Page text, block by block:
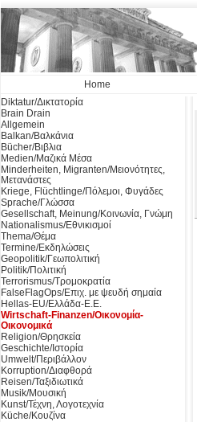
Home
Diktatur/Δικτατορία
Brain Drain
Allgemein
Balkan/Βαλκάνια
Bücher/Βιβλια
Medien/Μαζικά Μέσα
Minderheiten, Migranten/Μειονότητες,
Μετανάστες
Kriege, Flüchtlinge/Πόλεμοι, Φυγάδες
Sprache/Γλώσσα
Gesellschaft, Meinung/Κοινωνία, Γνώμη
Nationalismus/Εθνικισμοί
Thema/Θέμα
Termine/Εκδηλώσεις
Geopolitik/Γεωπολιτική
Politik/Πολιτική
Terrorismus/Τρομοκρατία
FalseFlagOps/Επιχ. με ψευδή σημαία
Hellas-EU/Ελλάδα-Ε.Ε.
Wirtschaft-Finanzen/Οικονομία-
Οικονομικά
Religion/Θρησκεία
Geschichte/Ιστορία
Umwelt/Περιβάλλον
Korruption/Διαφθορά
Reisen/Ταξιδιωτικά
Musik/Μουσική
Kunst/Τέχνη, Λογοτεχνία
Küche/Κουζίνα